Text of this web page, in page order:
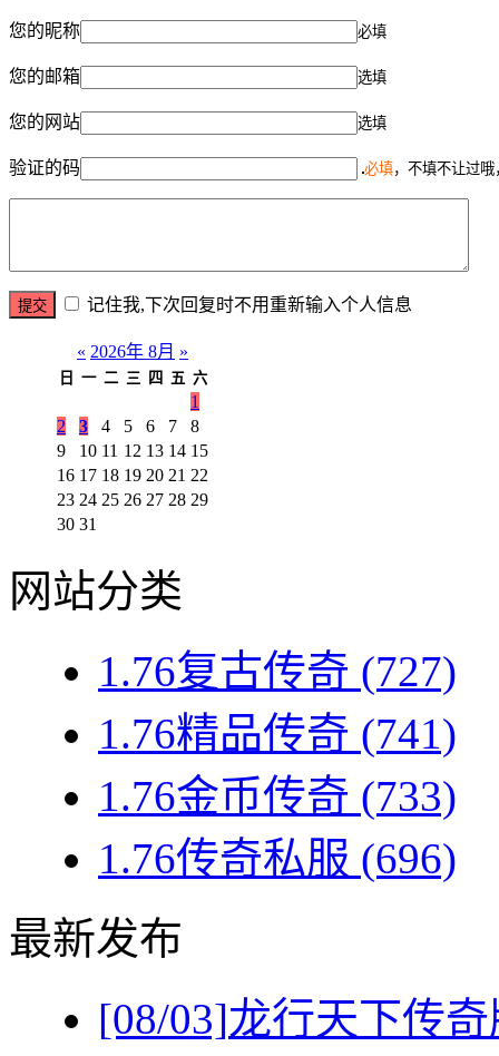
您的昵称 必填
您的邮箱 选填
您的网站 选填
验证的码 必填，不填不让过
记住我,下次回复时不用重新输入个人信息
« 2026年 8月 »
日 一 二 三 四 五 六
1
2
3 4 5 6 7
8
9
10 11 12 13 14 15
16 17 18 19 20 21 22
23 24 25 26 27 28 29
30 31
网站分类
1.76复古传奇 (727)
1.76精品传奇 (741)
1.76金币传奇 (733)
1.76传奇私服 (696)
最新发布
[08/03]龙行天下传